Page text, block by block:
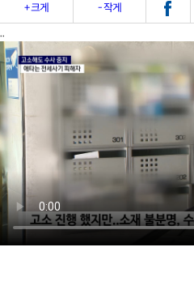
+ 크게 - 작게
..